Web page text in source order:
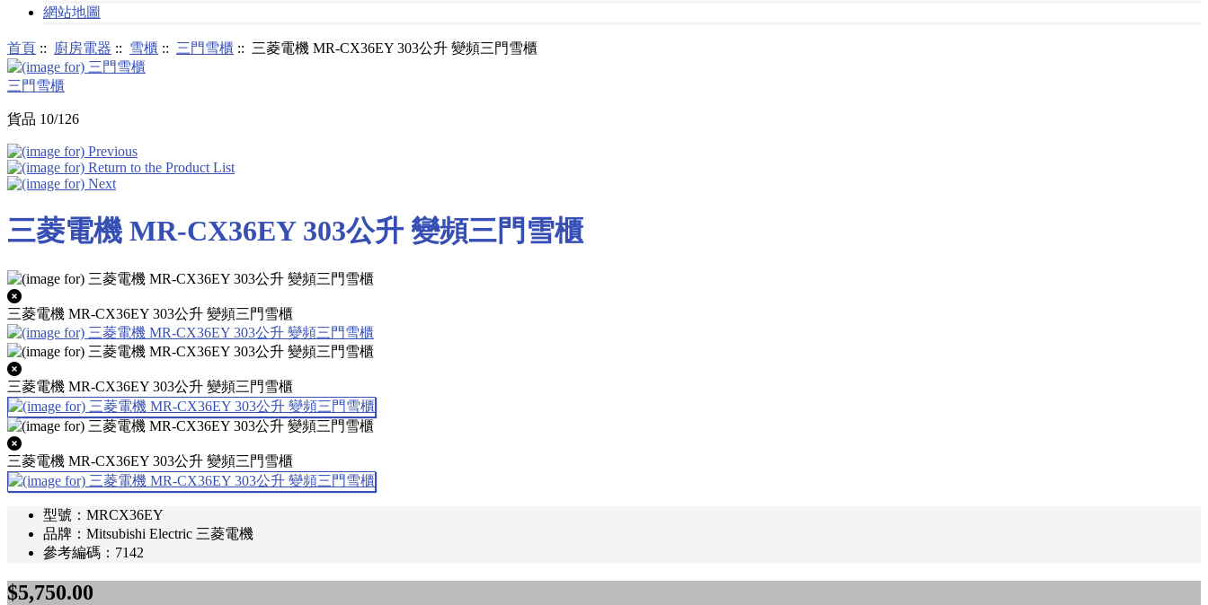
網站地圖
首頁 :: 廚房電器 :: 雪櫃 :: 三門雪櫃 :: 三菱電機 MR-CX36EY 303公升 變頻三門雪櫃
三門雪櫃
貨品 10/126
三菱電機 MR-CX36EY 303公升 變頻三門雪櫃
三菱電機 MR-CX36EY 303公升 變頻三門雪櫃
三菱電機 MR-CX36EY 303公升 變頻三門雪櫃
三菱電機 MR-CX36EY 303公升 變頻三門雪櫃
型號：MRCX36EY
品牌：Mitsubishi Electric 三菱電機
參考編碼：7142
$5,750.00